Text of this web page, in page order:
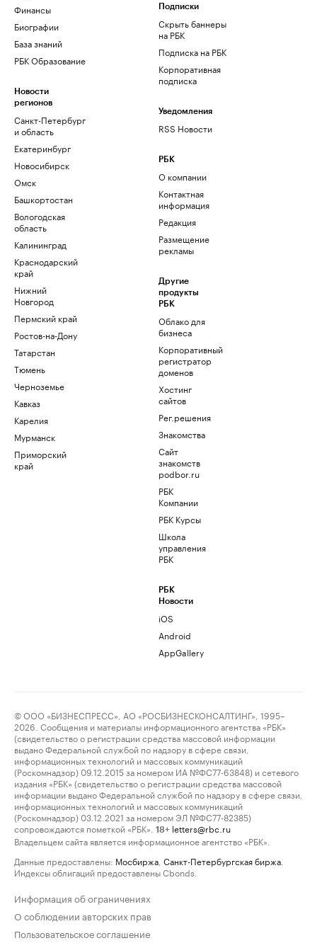
Финансы
Биографии
База знаний
РБК Образование
Новости
регионов
Санкт-Петербург
и область
Екатеринбург
Новосибирск
Омск
Башкортостан
Вологодская
область
Калининград
Краснодарский
край
Нижний
Новгород
Пермский край
Ростов-на-Дону
Татарстан
Тюмень
Черноземье
Кавказ
Карелия
Мурманск
Приморский
край
Подписки
Скрыть баннеры
на РБК
Подписка на РБК
Корпоративная
подписка
Уведомления
RSS Новости
РБК
О компании
Контактная
информация
Редакция
Размещение
рекламы
Другие
продукты
РБК
Облако для
бизнеса
Корпоративный
регистратор
доменов
Хостинг
сайтов
Рег.решения
Знакомства
Сайт
знакомств
podbor.ru
РБК
Компании
РБК Курсы
Школа
управления
РБК
РБК
Новости
iOS
Android
AppGallery
© ООО «БИЗНЕСПРЕСС», АО «РОСБИЗНЕСКОНСАЛТИНГ», 1995–
2026. Сообщения и материалы информационного агентства «РБК»
(свидетельство о регистрации средства массовой информации
выдано Федеральной службой по надзору в сфере связи,
информационных технологий и массовых коммуникаций
(Роскомнадзор) 09.12.2015 за номером ИА №ФС77-63848) и сетевого
издания «РБК» (свидетельство о регистрации средства массовой
информации выдано Федеральной службой по надзору в сфере связи,
информационных технологий и массовых коммуникаций
(Роскомнадзор) 03.12.2021 за номером ЭЛ №ФС77-82385)
сопровождаются пометкой «РБК».
18+ letters@rbc.ru
Владельцем сайта является информационное агентство «РБК».
Данные предоставлены: Мосбиржа Санкт-Петербургская биржа
Индексы облигаций предоставлены Cbonds.
Информация об ограничениях
О соблюдении авторских прав
Пользовательское соглашение